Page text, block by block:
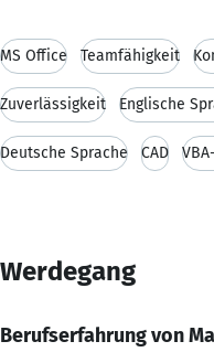
MS Office Teamfähigkeit
Zuverlässigkeit Englische
Deutsche Sprache CAD
Werdegang
Berufserfahrung von